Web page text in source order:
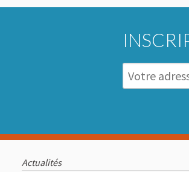
Actualités